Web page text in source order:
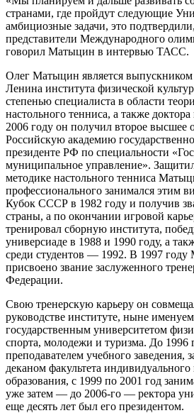
странами, где пройдут следующие
амбициозные задачи, это
представители Международного
говорил Матыцин в интервью ТАСС.
Олег Матыцин является выпускником
Ленина института физической
степенью специалиста в области
настольного тенниса, а также
2006 году он получил второе высшее
Российскую академию
президенте РФ по специальности
муниципальное управление».
методике настольного тенниса
профессионального занимался этим
Кубок СССР в 1982 году и получив
страны, а по окончании игровой
тренировал сборную института,
универсиаде в 1988 и 1990 году, а
среди студентов — 1992. В 1997
присвоено звание заслуженного
Федерации.
Свою тренерскую карьеру он
руководстве институте, ныне
государственным университетом
спорта, молодежи и туризма. До 1996
преподавателем учебного заведения,
деканом факультета
образования, с 1999 по 2001 год
уже затем — до 2006-го — ректора
еще десять лет был его президентом.